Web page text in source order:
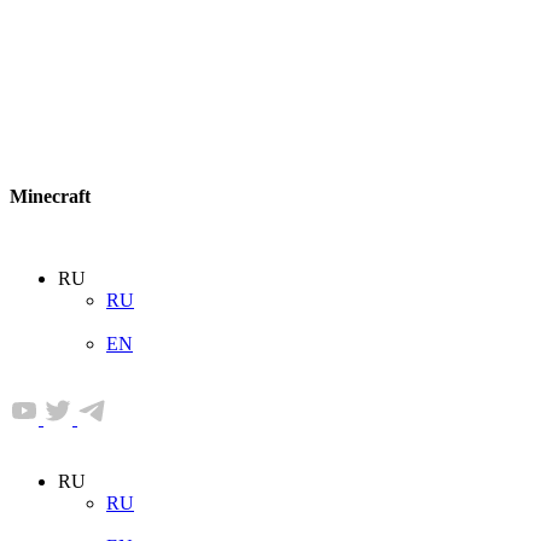
Minecraft
RU
RU
EN
RU
RU